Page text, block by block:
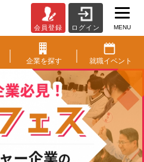
会員登録 ログイン MENU
企業を探す 就職イベント